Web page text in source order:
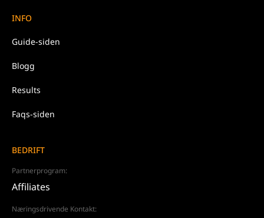
INFO
Guide-siden
Blogg
Results
Faqs-siden
BEDRIFT
Partnerprogram:
Affiliates
Næringsdrivende Kontakt: